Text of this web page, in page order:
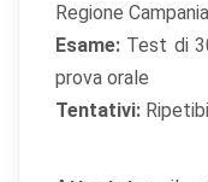
Regione
Esame: Test di
prova orale
Tentativi: